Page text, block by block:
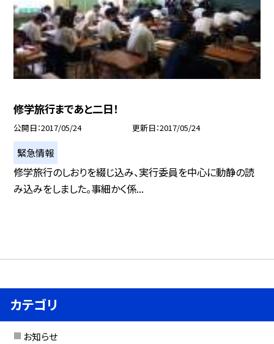
修学旅行まであと二日！
公開日 2017/05/24 更新日 2017/05/24
緊急情報
修学旅行のしおりを綴じ込み、実行委員を中心に動静の読
み込みをしました。事細かく係...
カテゴリ
お知らせ